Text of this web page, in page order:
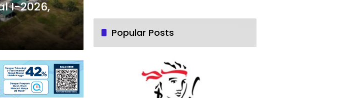
I-2026,
Popular Posts